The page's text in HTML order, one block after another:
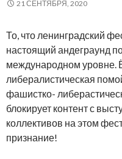
21 СЕНТЯБРЯ, 2020
То, что ленинградский
настоящий андеграунд
международном уровне.
либералистическая
фашистко-
блокирует контент с
коллективов на этом
признание!